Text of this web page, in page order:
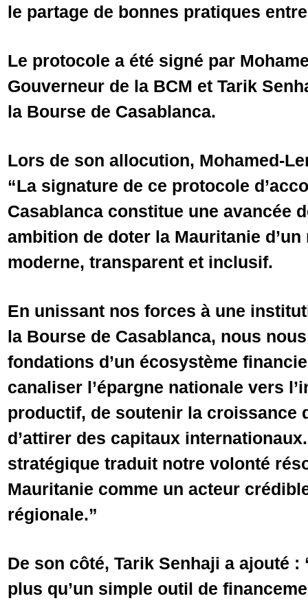
le partage de bonnes pratiques
Le protocole a été signé par
Gouverneur de la BCM et Tarik
la Bourse de Casablanca.
Lors de son allocution, Mohamed-
“La signature de ce protocole
Casablanca constitue une avancée
ambition de doter la Mauritanie
moderne, transparent et inclusif.
En unissant nos forces à une
la Bourse de Casablanca, nous
fondations d’un écosystème
canaliser l’épargne nationale vers
productif, de soutenir la croissance
d’attirer des capitaux
stratégique traduit notre volonté
Mauritanie comme un acteur
régionale.”
De son côté, Tarik Senhaji a ajouté :
plus qu’un simple outil de